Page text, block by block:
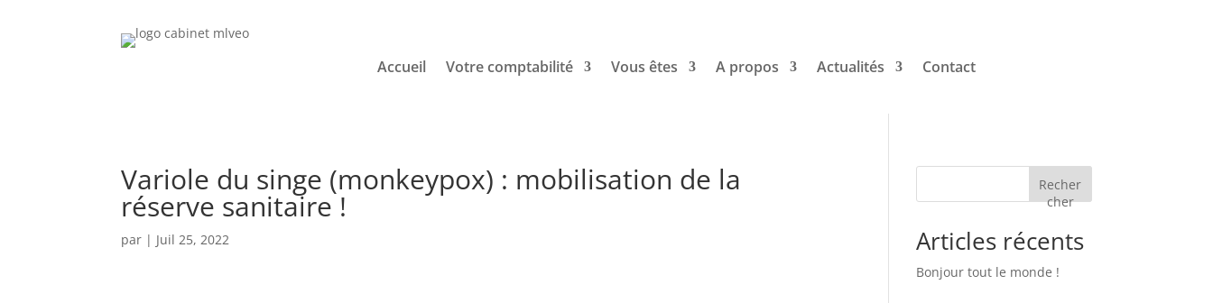
Accueil Votre comptabilité Vous êtes A propos Actualités Contact
Variole du singe (monkeypox) : mobilisation de la
réserve sanitaire !
par | Juil 25, 2022
Recher
cher
Articles récents
Bonjour tout le monde !